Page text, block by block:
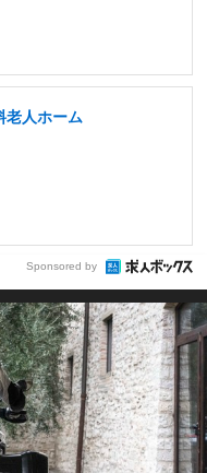
老人ホーム
Sponsored by